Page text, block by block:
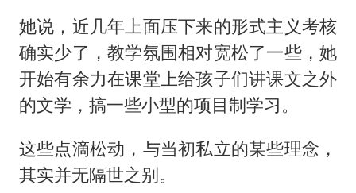
她说，近几年上面压下来的形式主义考核
确实少了，教学氛围相对宽松了一些，她
开始有余力在课堂上给孩子们讲课文之外
的文学，搞一些小型的项目制学习。
这些点滴松动，与当初私立的某些理念，
其实并无隔世之别。